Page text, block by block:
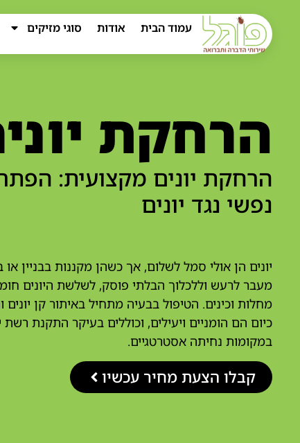
עמוד הבית אודות סוגי מזיקים
הרחקת
הרחקת יונים מקצועית:
נפשי נגד יונים
יונים הן אולי סמל לשלום, אך כשהן מקננות
מעבר לרעש וללכלוך הבלתי פוסק, לשלשת היונים
מחלות וכינים. הטיפול בבעיה מתחיל באיתור קן
כיום הם הומניים ויעילים, וכוללים בעיקר התקנת רשת
במקומות נחיתה אסטרטגיים.
קבלו הצעת מחיר עכשיו